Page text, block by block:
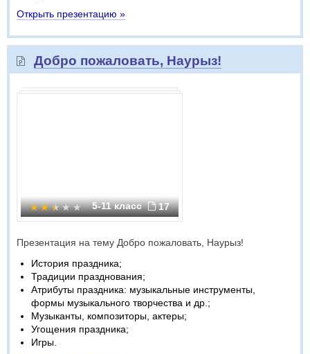
Открыть презентацию »
Добро пожаловать, Наурыз!
5-11 класс 17
Презентация на тему Добро пожаловать, Наурыз!
История праздника;
Традиции празднования;
Атрибуты праздника: музыкальные инструменты,
формы музыкального творчества и др.;
Музыканты, композиторы, актеры;
Угощения праздника;
Игры.